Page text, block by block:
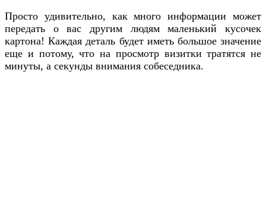
Просто удивительно, как много информации может
передать о вас другим людям маленький кусочек
картона! Каждая деталь будет иметь большое значение
еще и потому, что на просмотр визитки тратятся не
минуты, а секунды внимания собеседника.